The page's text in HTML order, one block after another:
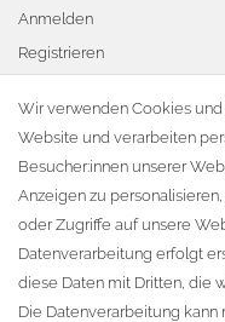
Anmelden
Registrieren
Warenkorb
Zur Kasse
KONTAKT
Fa. Steffen Jost
Söbrigener Weg 50
D-01796 Pirna
Wir verwenden Cookies
Website und verarbeiten
Besucher:innen unserer
Anzeigen zu
oder Zugriffe auf unsere
Datenverarbeitung erfolgt
diese Daten mit Dritten, die
Die Datenverarbeitung